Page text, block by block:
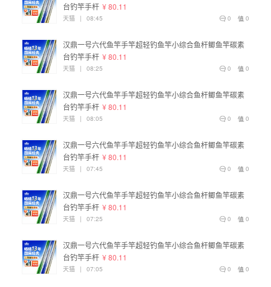
台钓竿手杆 ¥ 80.11
0
0
天猫 | 08:45
汉鼎一号六代鱼竿手竿超轻钓鱼竿小综合鱼杆鲫鱼竿碳素
台钓竿手杆 ¥ 80.11
0
0
天猫 | 08:25
汉鼎一号六代鱼竿手竿超轻钓鱼竿小综合鱼杆鲫鱼竿碳素
台钓竿手杆 ¥ 80.11
0
0
天猫 | 08:05
汉鼎一号六代鱼竿手竿超轻钓鱼竿小综合鱼杆鲫鱼竿碳素
台钓竿手杆 ¥ 80.11
0
0
天猫 | 07:45
汉鼎一号六代鱼竿手竿超轻钓鱼竿小综合鱼杆鲫鱼竿碳素
台钓竿手杆 ¥ 80.11
0
0
天猫 | 07:25
汉鼎一号六代鱼竿手竿超轻钓鱼竿小综合鱼杆鲫鱼竿碳素
台钓竿手杆 ¥ 80.11
0
0
天猫 | 07:05